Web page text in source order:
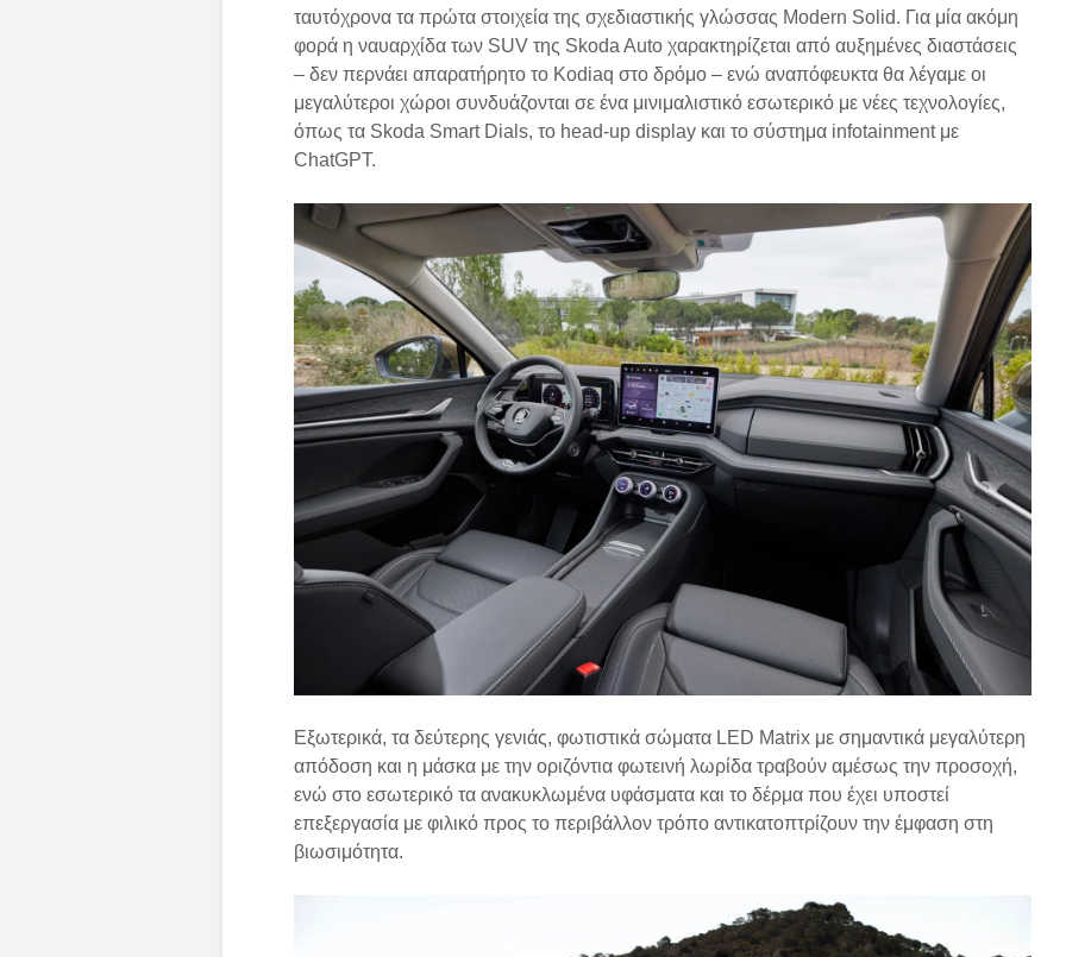
ταυτόχρονα τα πρώτα στοιχεία της σχεδιαστικής γλώσσας Modern Solid. Για μία ακόμη
φορά η ναυαρχίδα των SUV της Skoda Auto χαρακτηρίζεται από αυξημένες διαστάσεις
– δεν περνάει απαρατήρητο το Kodiaq στο δρόμο – ενώ αναπόφευκτα θα λέγαμε οι
μεγαλύτεροι χώροι συνδυάζονται σε ένα μινιμαλιστικό εσωτερικό με νέες τεχνολογίες,
όπως τα Skoda Smart Dials, το head-up display και το σύστημα infotainment με
ChatGPT.
Εξωτερικά, τα δεύτερης γενιάς, φωτιστικά σώματα LED Matrix με σημαντικά μεγαλύτερη
απόδοση και η μάσκα με την οριζόντια φωτεινή λωρίδα τραβούν αμέσως την προσοχή,
ενώ στο εσωτερικό τα ανακυκλωμένα υφάσματα και το δέρμα που έχει υποστεί
επεξεργασία με φιλικό προς το περιβάλλον τρόπο αντικατοπτρίζουν την έμφαση στη
βιωσιμότητα.